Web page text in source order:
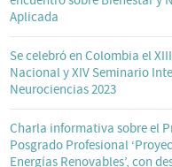
Aplicada
Se celebró en Colombia el
Nacional y XIV Seminario
Neurociencias 2023
Charla informativa sobre el
Posgrado Profesional
Energías Renovables’, con